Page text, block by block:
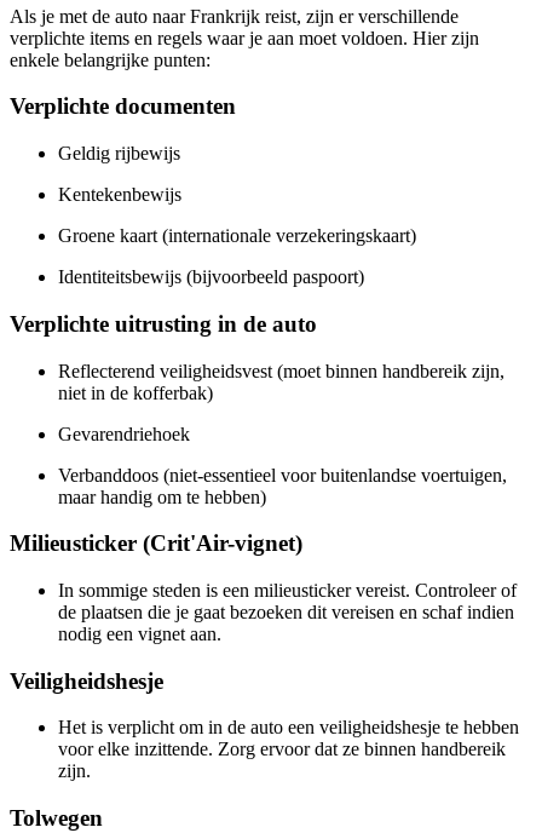
Als je met de auto naar Frankrijk reist, zijn er verschillende
verplichte items en regels waar je aan moet voldoen. Hier zijn
enkele belangrijke punten:
Verplichte documenten
Geldig rijbewijs
Kentekenbewijs
Groene kaart (internationale verzekeringskaart)
Identiteitsbewijs (bijvoorbeeld paspoort)
Verplichte uitrusting in de auto
Reflecterend veiligheidsvest (moet binnen handbereik zijn,
niet in de kofferbak)
Gevarendriehoek
Verbanddoos (niet-essentieel voor buitenlandse voertuigen,
maar handig om te hebben)
Milieusticker (Crit'Air-vignet)
In sommige steden is een milieusticker vereist. Controleer of
de plaatsen die je gaat bezoeken dit vereisen en schaf indien
nodig een vignet aan.
Veiligheidshesje
Het is verplicht om in de auto een veiligheidshesje te hebben
voor elke inzittende. Zorg ervoor dat ze binnen handbereik
zijn.
Tolwegen